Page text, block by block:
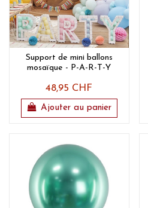
Support de mini ballons
mosaïque - P-A-R-T-Y
48,95 CHF
Ajouter au panier